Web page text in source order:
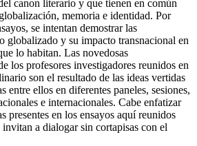
canon literario y que tienen en común
memoria e identidad. Por
se intentan demostrar las
globalizado y su impacto transnacional en
lo habitan. Las novedosas
los profesores investigadores reunidos en
son el resultado de las ideas vertidas
entre ellos en diferentes paneles, sesiones,
e internacionales. Cabe enfatizar
presentes en los ensayos aquí reunidos
a dialogar sin cortapisas con el